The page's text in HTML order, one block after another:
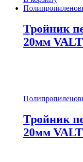
Тройник
20мм
Тройник
20мм